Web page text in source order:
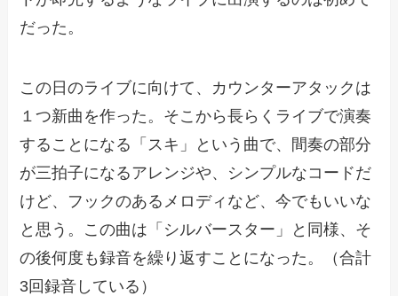
だった。
この日のライブに向けて、カウンターアタックは
１つ新曲を作った。そこから長らくライブで演奏
することになる「スキ」という曲で、間奏の部分
が三拍子になるアレンジや、シンプルなコードだ
けど、フックのあるメロディなど、今でもいいな
と思う。この曲は「シルバースター」と同様、そ
の後何度も録音を繰り返すことになった。（合計
3回録音している）